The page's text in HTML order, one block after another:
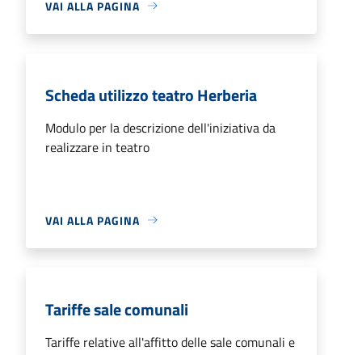
VAI ALLA PAGINA
Scheda utilizzo teatro Herberia
Modulo per la descrizione dell'iniziativa da
realizzare in teatro
VAI ALLA PAGINA
Tariffe sale comunali
Tariffe relative all'affitto delle sale comunali e